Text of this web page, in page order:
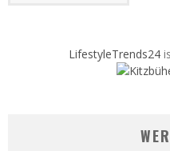
LifestyleTrends24